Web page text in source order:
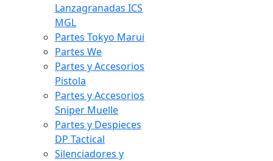
Lanzagranadas ICS
MGL
Partes Tokyo Marui
Partes We
Partes y Accesorios
Pistola
Partes y Accesorios
Sniper Muelle
Partes y Despieces
DP Tactical
Silenciadores y